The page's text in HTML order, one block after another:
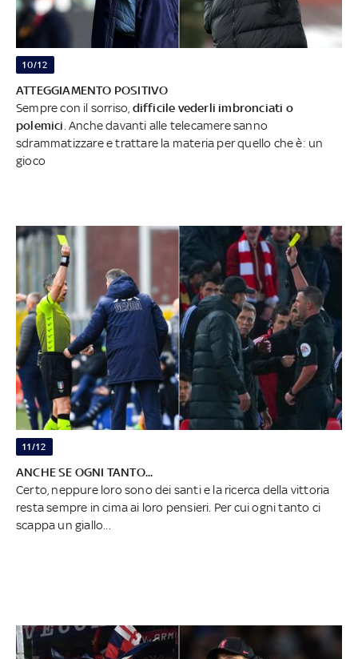
10/12
ATTEGGIAMENTO POSITIVO
Sempre con il sorriso, difficile vederli imbronciati o
polemici . Anche davanti alle telecamere sanno
sdrammatizzare e trattare la materia per quello che è: un
gioco
11/12
ANCHE SE OGNI TANTO...
Certo, neppure loro sono dei santi e la ricerca della vittoria
resta sempre in cima ai loro pensieri. Per cui ogni tanto ci
scappa un giallo...